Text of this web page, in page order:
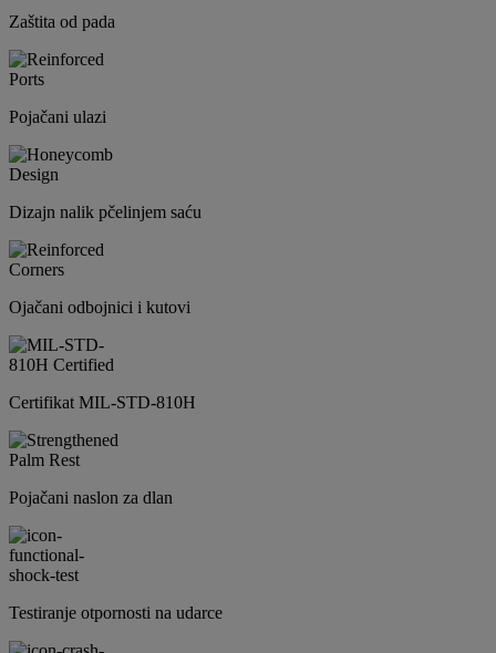
Zaštita od pada
Pojačani ulazi
Dizajn nalik pčelinjem saću
Ojačani odbojnici i kutovi
Certifikat MIL-STD-810H
Pojačani naslon za dlan
Testiranje otpornosti na udarce